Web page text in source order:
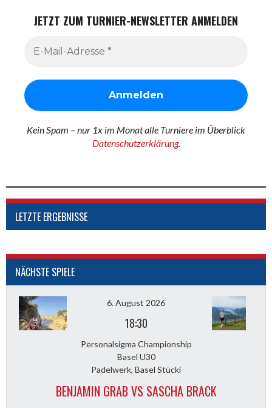
JETZT ZUM TURNIER-NEWSLETTER ANMELDEN
Kein Spam – nur 1x im Monat alle Turniere im Überblick
Datenschutzerklärung.
LETZTE ERGEBNISSE
NÄCHSTE SPIELE
6. August 2026
18:30
Personalsigma Championship
Basel U30
Padelwerk, Basel Stücki
BENJAMIN GRAB VS SASCHA BRACK